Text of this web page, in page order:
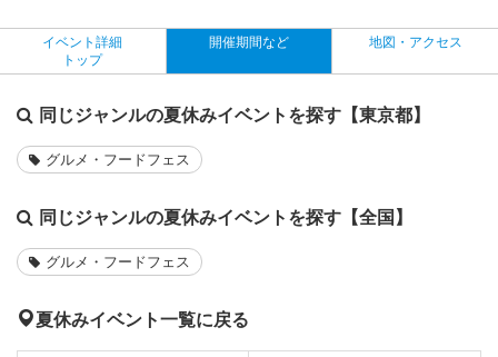
イベント詳細
トップ
開催期間など 地図・アクセス
同じジャンルの夏休みイベントを探す【東京都】
グルメ・フードフェス
同じジャンルの夏休みイベントを探す【全国】
グルメ・フードフェス
夏休みイベント一覧に戻る